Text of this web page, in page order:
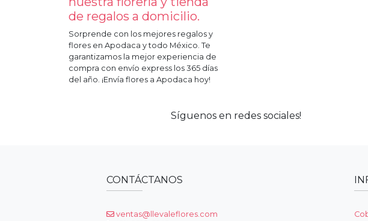
de regalos a domicilio.
Sorprende con los mejores regalos y
flores en Apodaca y todo México. Te
garantizamos la mejor experiencia de
compra con envío express los 365 días
del año. ¡Envía flores a Apodaca hoy!
Síguenos en redes sociales!
CONTÁCTANOS
ventas@llevaleflores.com